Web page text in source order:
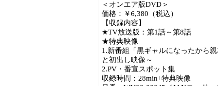
＜オンエア版DVD＞
価格：￥6,380（税込）
【収録内容】
★TV放送版：第1話～第8話
★特典映像
1.新番組「黒ギャルになったから
と初出し映像～
2.PV・番宣スポット集
収録時間：28min+特典映像